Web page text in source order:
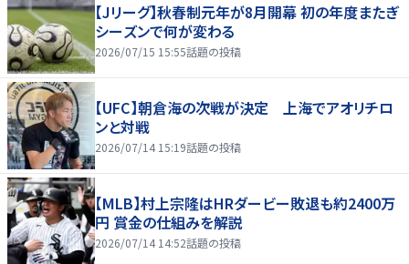
【Jリーグ】秋春制元年が8月開幕 初の年度またぎ
シーズンで何が変わる
2026/07/15 15:55話題の投稿
【UFC】朝倉海の次戦が決定 上海でアオリチロ
ンと対戦
2026/07/14 15:19話題の投稿
【MLB】村上宗隆はHRダービー敗退も約2400万
円 賞金の仕組みを解説
2026/07/14 14:52話題の投稿